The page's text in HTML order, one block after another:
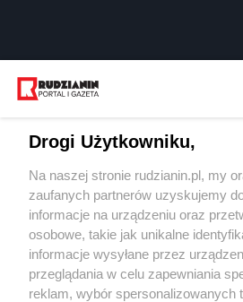
1 / 0
Wydawca mediów
Drogi Użytkowniku,
Na naszej stronie rudzianin.pl, my
zaufanych partnerów uzyskujemy
informacje na urządzeniu oraz
osobowe, takie jak unikalne
informacje wysyłane przez
przeglądania w celu zapewniania
reklam, wybór spersonalizowanych